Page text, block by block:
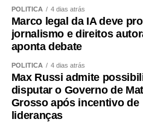
O primeiro passo é avaliar
Circunferência abdominal,
preensão, velocidade da
exames cardiometabólicos
o IMC isolado não mostra.
POLÍTICA 4 dias atrás
Marco legal da IA deve
jornalismo e direitos
aponta debate
POLÍTICA 4 dias atrás
Max Russi admite
disputar o Governo de
Grosso após incentivo de
lideranças